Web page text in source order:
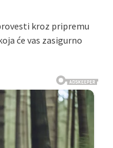
kroz pripremu
će vas zasigurno